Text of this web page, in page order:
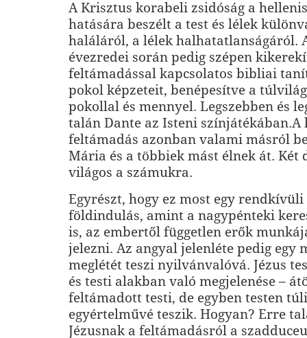
A Krisztus korabeli zsidóság a
hatására beszélt a test és lélek
haláláról, a lélek halhatatlanságáról.
évezredei során pedig szépen
feltámadással kapcsolatos bibliai
pokol képzeteit, benépesítve a
pokollal és mennyel. Legszebben és
talán Dante az Isteni színjátékában.A
feltámadás azonban valami másról
Mária és a többiek mást élnek át. Két
világos a számukra.
Egyrészt, hogy ez most egy rendkívüli
földindulás, amint a nagypénteki
is, az embertől független erők
jelezni. Az angyal jelenléte pedig egy
meglétét teszi nyilvánvalóvá. Jézus
és testi alakban való megjelenése –
feltámadott testi, de egyben testen
egyértelművé teszik. Hogyan? Erre
Jézusnak a feltámadásról a